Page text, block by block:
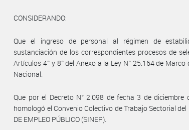
CONSIDERANDO:
Que el ingreso de personal al régimen de
sustanciación de los correspondientes procesos de
Artículos 4° y 8° del Anexo a la Ley N° 25.164 de
Nacional.
Que por el Decreto N° 2.098 de fecha 3 de
homologó el Convenio Colectivo de Trabajo Sectorial del
DE EMPLEO PÚBLICO (SINEP).